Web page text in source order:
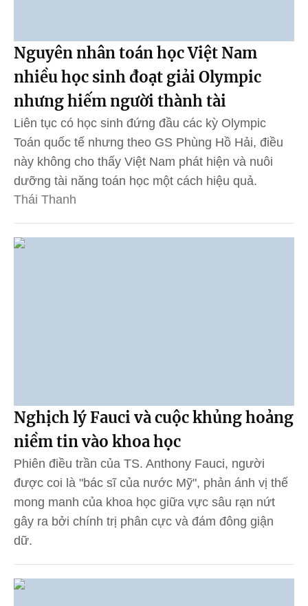
Nguyên nhân toán học Việt Nam
nhiều học sinh đoạt giải Olympic
nhưng hiếm người thành tài
Liên tục có học sinh đứng đầu các kỳ Olympic
Toán quốc tế nhưng theo GS Phùng Hồ Hải, điều
này không cho thấy Việt Nam phát hiện và nuôi
dưỡng tài năng toán học một cách hiệu quả.
Thái Thanh
Nghịch lý Fauci và cuộc khủng hoảng
niềm tin vào khoa học
Phiên điều trần của TS. Anthony Fauci, người
được coi là "bác sĩ của nước Mỹ", phản ánh vị thế
mong manh của khoa học giữa vực sâu rạn nứt
gây ra bởi chính trị phân cực và đám đông giận
dữ.